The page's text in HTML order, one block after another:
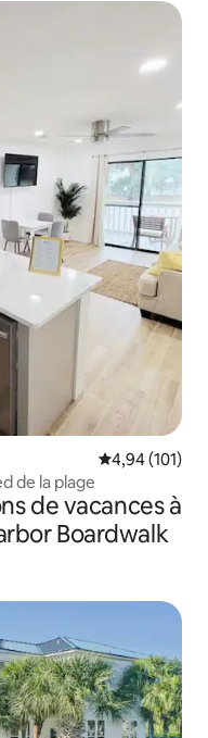
Évaluation
4,94 (101)
de la plage
de vacances à
Boardwalk